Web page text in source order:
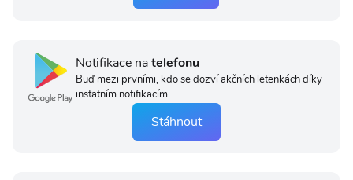
Notifikace natelefonu
Buď mezi prvními, kdo se dozví akčních letenkách díky
instatním notifikacím
Stáhnout